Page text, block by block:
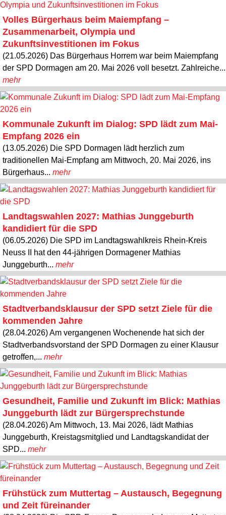
Volles Bürgerhaus beim Maiempfang –
Zusammenarbeit, Olympia und
Zukunftsinvestitionen im Fokus
(21.05.2026) Das Bürgerhaus Horrem war beim Maiempfang
der SPD Dormagen am 20. Mai 2026 voll besetzt. Zahlreiche...
mehr
Kommunale Zukunft im Dialog: SPD lädt zum Mai-
Empfang 2026 ein
(13.05.2026) Die SPD Dormagen lädt herzlich zum
traditionellen Mai-Empfang am Mittwoch, 20. Mai 2026, ins
Bürgerhaus... mehr
Landtagswahlen 2027: Mathias Junggeburth
kandidiert für die SPD
(06.05.2026) Die SPD im Landtagswahlkreis Rhein-Kreis
Neuss II hat den 44-jährigen Dormagener Mathias
Junggeburth... mehr
Stadtverbandsklausur der SPD setzt Ziele für die
kommenden Jahre
(28.04.2026) Am vergangenen Wochenende hat sich der
Stadtverbandsvorstand der SPD Dormagen zu einer Klausur
getroffen,... mehr
Gesundheit, Familie und Zukunft im Blick: Mathias
Junggeburth lädt zur Bürgersprechstunde
(28.04.2026) Am Mittwoch, 13. Mai 2026, lädt Mathias
Junggeburth, Kreistagsmitglied und Landtagskandidat der
SPD... mehr
Frühstück zum Muttertag – Austausch, Begegnung
und Zeit füreinander